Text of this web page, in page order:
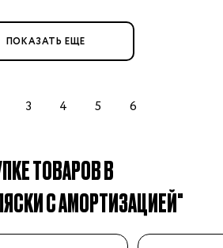
ПОКАЗАТЬ ЕЩЕ
3 4 5 6
ТОВАРОВ В
С АМОРТИЗАЦИЕЙ"